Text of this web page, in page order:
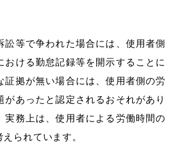
訟等で争われた場合には、使用者側
おける勤怠記録等を開示することに
証拠が無い場合には、使用者側の労
があったと認定されるおそれがあり
実務上は、使用者による労働時間の
られています。